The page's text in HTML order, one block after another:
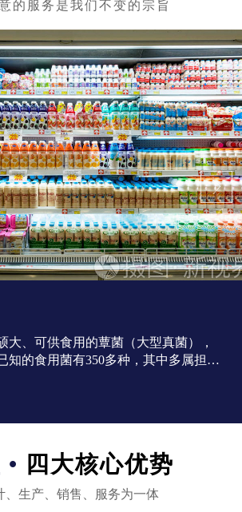
大、可供食用的蕈菌（大型真菌），
知的食用菌有350多种，其中多属担子
四大核心优势
、生产、销售、服务为一体